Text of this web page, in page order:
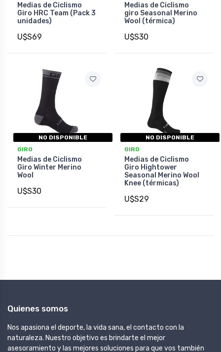
Medias de Ciclismo
Giro HRC Team (Pack 3
unidades)
U$S69
Medias de Ciclismo
giro Seasonal Merino
Wool (térmica)
U$S30
NO DISPONIBLE
GIRO
Medias de Ciclismo
Giro Winter Merino
Wool
U$S30
NO DISPONIBLE
GIRO
Medias de Ciclismo
Giro Hightower
Seasonal Merino Wool
Knee (térmicas)
U$S29
Quienes somos
Nos apasiona el deporte, la vida sana, el contacto con la
naturaleza. Nuestro objetivo es brindarte el mejor
asesoramiento y las mejores soluciones para que vos también